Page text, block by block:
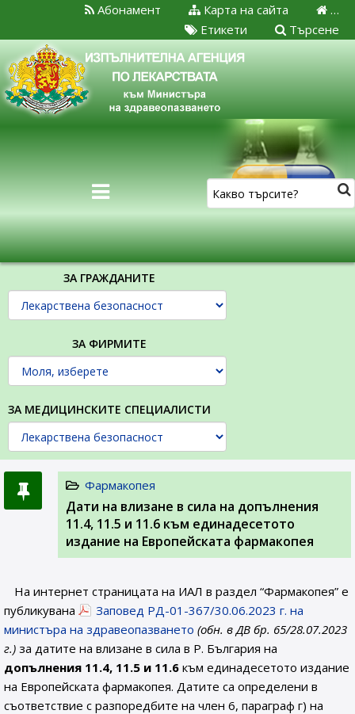
…
Карта на сайта
Абонамент
Търсене
Етикети
ЗА ГРАЖДАНИТЕ
ЗА ФИРМИТЕ
ЗА МЕДИЦИНСКИТЕ СПЕЦИАЛИСТИ
Фармакопея
Дати на влизане в сила на допълнения
11.4, 11.5 и 11.6 към единадесетото
издание на Европейската фармакопея
На интернет страницата на ИАЛ в раздел “Фармакопея” е
публикувана
Заповед РД-01-367/30.06.2023 г. на
министъра на здравеопазването (обн. в ДВ бр. 65/28.07.2023
г.) за датите на влизане в сила в Р. България на
допълнения 11.4, 11.5 и 11.6 към единадесетото издание
на Европейската фармакопея. Датите са определени в
съответствие с разпоредбите на член 6, параграф г) на